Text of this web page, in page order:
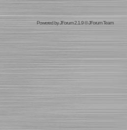
Powered byJForum 2.1.9©JForum Team